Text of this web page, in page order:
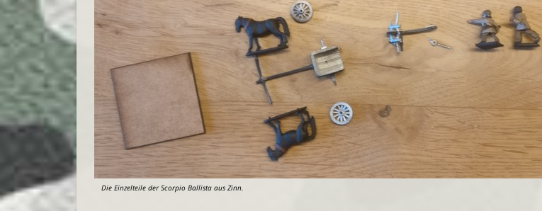
Die Einzelteile der Scorpio Ballista aus Zinn.